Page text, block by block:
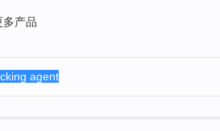
多产品